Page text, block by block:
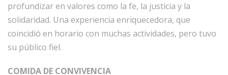
profundizar en valores como la fe, la justicia y la
solidaridad. Una experiencia enriquecedora, que
coincidió en horario con muchas actividades, pero tuvo
su público fiel.
COMIDA DE CONVIVENCIA